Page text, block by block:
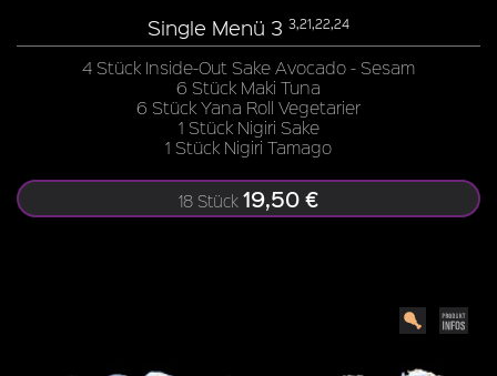
Single Menü 3 3,21,22,24
4 Stück Inside-Out Sake Avocado - Sesam
6 Stück Maki Tuna
6 Stück Yana Roll Vegetarier
1 Stück Nigiri Sake
1 Stück Nigiri Tamago
18 Stück 19,50 €